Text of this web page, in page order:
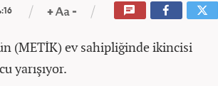
(METİK) ev sahipliğinde ikincisi
cu yarışıyor.